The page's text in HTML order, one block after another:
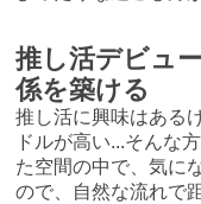
推し活デビュ
係を築ける
推し活に興味はある
ドルが高い...そんな
た空間の中で、気に
ので、自然な流れで